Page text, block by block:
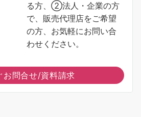
る方、②法人・企業の方
で、販売代理店をご希望
の方、お気軽にお問い合
わせください。
お問合せ/資料請求